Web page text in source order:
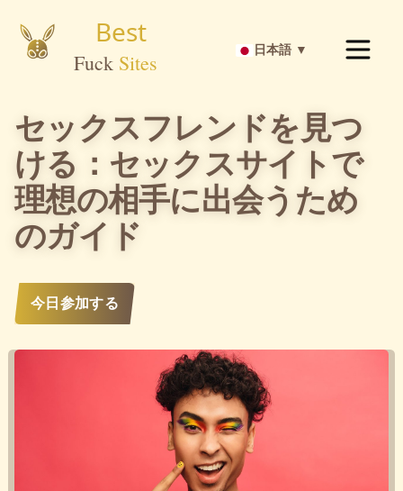
日本語 ▼
セックスフレンドを見つ
ける：セックスサイトで
理想の相手に出会うため
のガイド
今日参加する